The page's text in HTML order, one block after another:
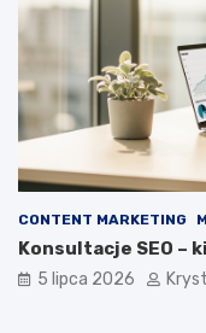
CONTENT MARKETING
Konsultacje SEO –
5 lipca 2026